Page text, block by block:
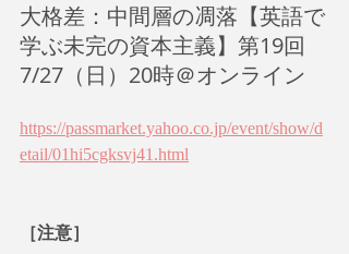
大格差：中間層の凋落【英語で
学ぶ未完の資本主義】第19回
7/27（日）20時＠オンライン
https://passmarket.yahoo.co.jp/event/show/d
etail/01hi5cgksvj41.html
［注意］